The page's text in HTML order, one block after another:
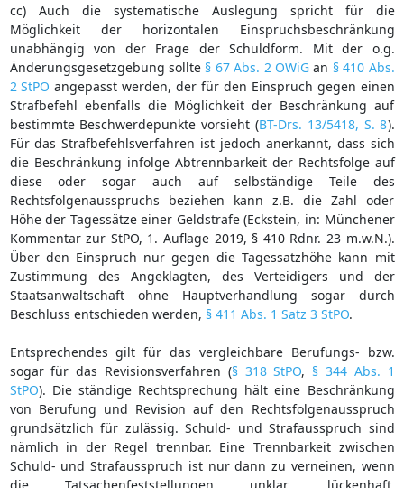
cc) Auch die systematische Auslegung spricht für die
Möglichkeit der horizontalen Einspruchsbeschränkung
unabhängig von der Frage der Schuldform. Mit der o.g.
Änderungsgesetzgebung sollte § 67 Abs. 2 OWiGan § 410 Abs.
2 StPO angepasst werden, der für den Einspruch gegen einen
Strafbefehl ebenfalls die Möglichkeit der Beschränkung auf
bestimmte Beschwerdepunkte vorsieht (BT-Drs. 13/5418, S. 8).
Für das Strafbefehlsverfahren ist jedoch anerkannt, dass sich
die Beschränkung infolge Abtrennbarkeit der Rechtsfolge auf
diese oder sogar auch auf selbständige Teile des
Rechtsfolgenausspruchs beziehen kann z.B. die Zahl oder
Höhe der Tagessätze einer Geldstrafe (Eckstein, in: Münchener
Kommentar zur StPO, 1. Auflage 2019, § 410 Rdnr. 23 m.w.N.).
Über den Einspruch nur gegen die Tagessatzhöhe kann mit
Zustimmung des Angeklagten, des Verteidigers und der
Staatsanwaltschaft ohne Hauptverhandlung sogar durch
Beschluss entschieden werden, § 411 Abs. 1 Satz 3 StPO.
Entsprechendes gilt für das vergleichbare Berufungs- bzw.
sogar für das Revisionsverfahren (§ 318 StPO, § 344 Abs. 1
StPO). Die ständige Rechtsprechung hält eine Beschränkung
von Berufung und Revision auf den Rechtsfolgenausspruch
grundsätzlich für zulässig. Schuld- und Strafausspruch sind
nämlich in der Regel trennbar. Eine Trennbarkeit zwischen
Schuld- und Strafausspruch ist nur dann zu verneinen, wenn
die Tatsachenfeststellungen unklar, lückenhaft,